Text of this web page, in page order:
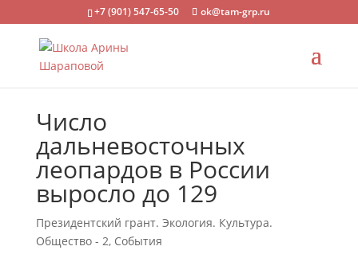
+7 (901) 547-65-50 ok@tam-grp.ru
Число
дальневосточных
леопардов в России
выросло до 129
Президентский грант. Экология. Культура.
Общество - 2, События